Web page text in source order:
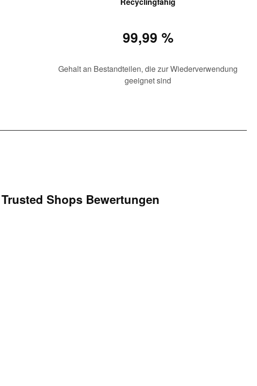
99,99 %
Gehalt an Bestandteilen, die zur Wiederverwendung
geeignet sind
Trusted Shops Bewertungen